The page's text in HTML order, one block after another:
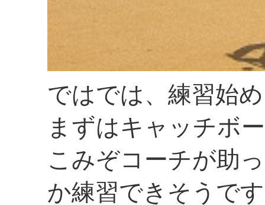
ではでは、練習始
まずはキャッチボ
こみぞコーチが助
か練習できそうで